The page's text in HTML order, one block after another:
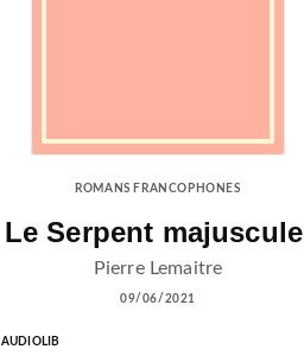
ROMANS FRANCOPHONES
Le Serpent majuscule
Pierre Lemaitre
09/06/2021
AUDIOLIB